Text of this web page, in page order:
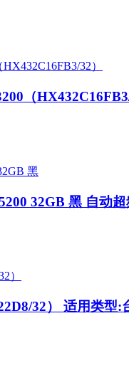
（
32GB 黑 自动
32） 适用类型: